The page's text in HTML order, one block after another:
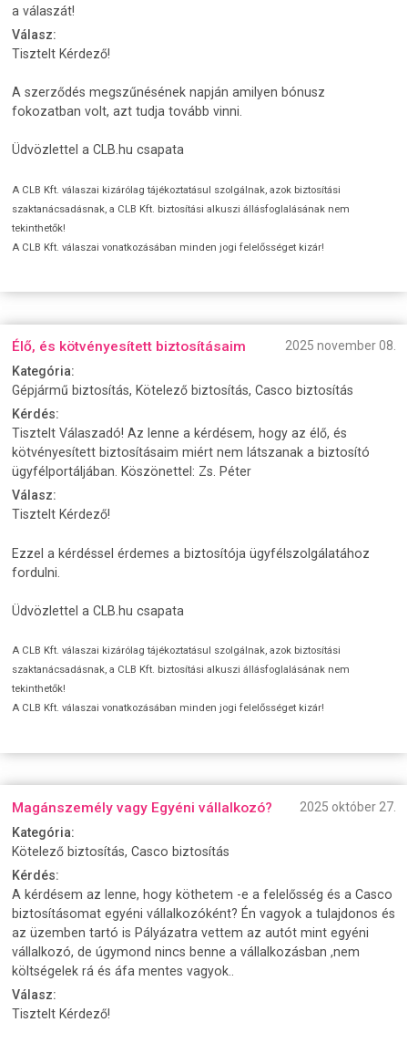
a válaszát!
Válasz:
Tisztelt Kérdező!
A szerződés megszűnésének napján amilyen bónusz
fokozatban volt, azt tudja tovább vinni.
Üdvözlettel a CLB.hu csapata
A CLB Kft. válaszai kizárólag tájékoztatásul szolgálnak, azok biztosítási
szaktanácsadásnak, a CLB Kft. biztosítási alkuszi állásfoglalásának nem
tekinthetők!
A CLB Kft. válaszai vonatkozásában minden jogi felelősséget kizár!
Élő, és kötvényesített biztosításaim
2025 november 08.
Kategória:
Gépjármű biztosítás, Kötelező biztosítás, Casco biztosítás
Kérdés:
Tisztelt Válaszadó! Az lenne a kérdésem, hogy az élő, és
kötvényesített biztosításaim miért nem látszanak a biztosító
ügyfélportáljában. Köszönettel: Zs. Péter
Válasz:
Tisztelt Kérdező!
Ezzel a kérdéssel érdemes a biztosítója ügyfélszolgálatához
fordulni.
Üdvözlettel a CLB.hu csapata
A CLB Kft. válaszai kizárólag tájékoztatásul szolgálnak, azok biztosítási
szaktanácsadásnak, a CLB Kft. biztosítási alkuszi állásfoglalásának nem
tekinthetők!
A CLB Kft. válaszai vonatkozásában minden jogi felelősséget kizár!
Magánszemély vagy Egyéni vállalkozó?
2025 október 27.
Kategória:
Kötelező biztosítás, Casco biztosítás
Kérdés:
A kérdésem az lenne, hogy köthetem -e a felelősség és a Casco
biztosításomat egyéni vállalkozóként? Én vagyok a tulajdonos és
az üzemben tartó is Pályázatra vettem az autót mint egyéni
vállalkozó, de úgymond nincs benne a vállalkozásban ,nem
költségelek rá és áfa mentes vagyok..
Válasz:
Tisztelt Kérdező!